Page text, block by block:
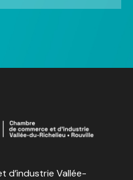
d’industrie Vallée-